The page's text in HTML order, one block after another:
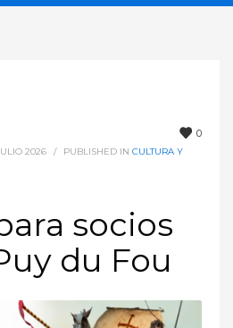
0
2026 / PUBLISHED IN CULTURA Y
socios
du Fou